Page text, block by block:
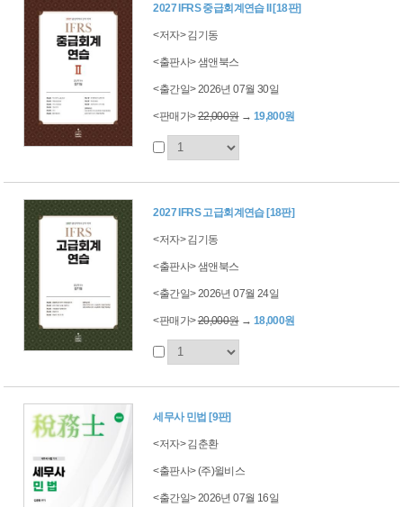
2027 IFRS 중급회계연습 II [18판]
<저자> 김기동
<출판사> 샘앤북스
<출간일> 2026년 07월 30일
<판매가>22,000원→ 19,800원
2027 IFRS 고급회계연습 [18판]
<저자> 김기동
<출판사> 샘앤북스
<출간일> 2026년 07월 24일
<판매가>20,000원→ 18,000원
세무사 민법 [9판]
<저자> 김춘환
<출판사> (주)윌비스
<출간일> 2026년 07월 16일